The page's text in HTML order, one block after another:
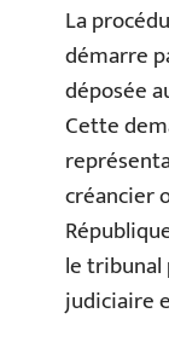
La
démarre
déposée
Cette
créancier
le
judiciaire